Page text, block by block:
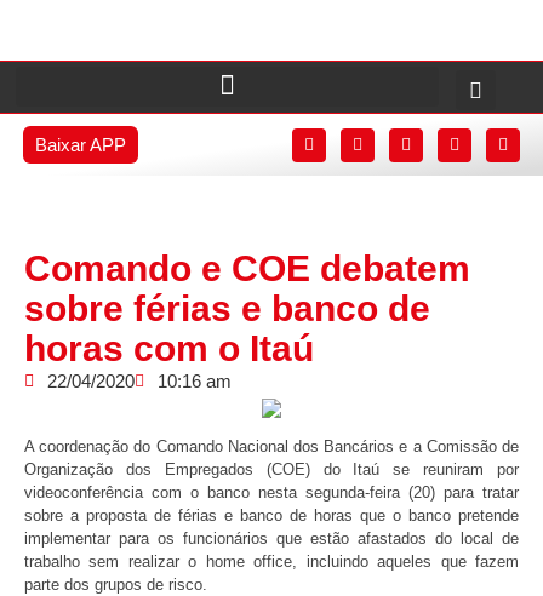
Baixar APP
Comando e COE debatem
sobre férias e banco de
horas com o Itaú
22/04/2020 10:16 am
A coordenação do Comando Nacional dos Bancários e a Comissão de
Organização dos Empregados (COE) do Itaú se reuniram por
videoconferência com o banco nesta segunda-feira (20) para tratar
sobre a proposta de férias e banco de horas que o banco pretende
implementar para os funcionários que estão afastados do local de
trabalho sem realizar o home office, incluindo aqueles que fazem
parte dos grupos de risco.